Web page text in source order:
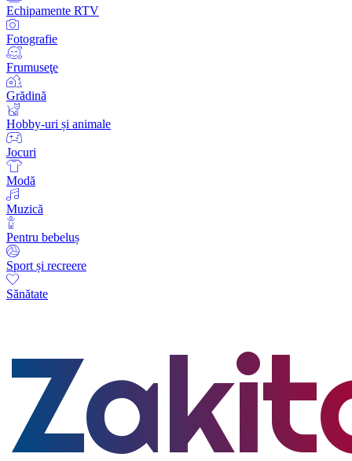
Echipamente RTV
Fotografie
Frumuseţe
Grădină
Hobby-uri și animale
Jocuri
Modă
Muzică
Pentru bebeluș
Sport și recreere
Sănătate